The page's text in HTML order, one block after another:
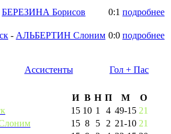
БЕРЕЗИНА Борисов 0:1 подробнее
- АЛЬБЕРТИН Слоним 0:0 подробнее
Ассистенты Гол + Пас
И В Н П М
О
15 10 1 4 49-15 21
15 8 5 2 21-10 21